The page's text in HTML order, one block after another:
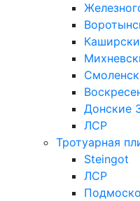
Донские
ЛСР
Тротуарная
Steingot
ЛСР